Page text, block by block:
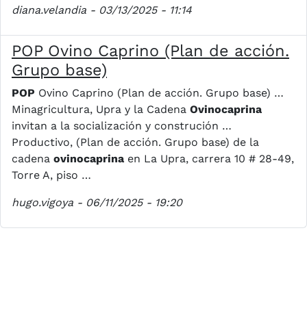
diana.velandia - 03/13/2025 - 11:14
POP Ovino Caprino (Plan de acción.
Grupo base)
POP Ovino Caprino (Plan de acción. Grupo base) …
Minagricultura, Upra y la Cadena Ovinocaprina
invitan a la socialización y construción …
Productivo, (Plan de acción. Grupo base) de la
cadena ovinocaprina en La Upra, carrera 10 # 28-49,
Torre A, piso …
hugo.vigoya - 06/11/2025 - 19:20